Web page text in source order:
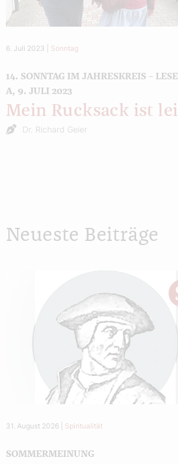
6. Juli 2023 Sonntag
14. SONNTAG IM JAHRESKREIS –
A, 9. JULI 2023
Mein Rucksack ist
Dr. Richard Geier
Neueste Beiträge
31. August 2026 Spiritualität
SOMMERMEINUNG